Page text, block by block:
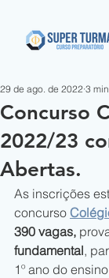
Concurso
2022/23
Abertas.
29 de ago. de 2022 3
As inscrições
concurso
390 vagas,
fundamental,
1º ano do